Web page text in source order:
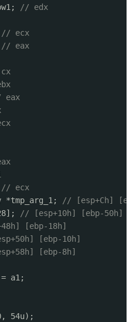
// edx
// ecx
// eax
eax
// ecx
*tmp_arg_1;
// [esp+Ch]
// [esp+10h] [ebp-50h]
[ebp-18h]
[ebp-10h]
[ebp-8h]
a1;
54u);